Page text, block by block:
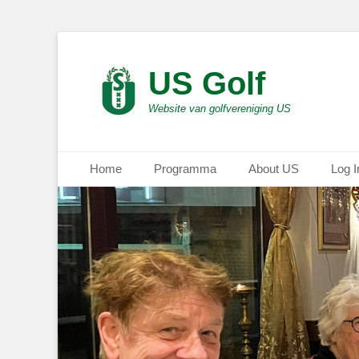
US Golf
Website van golfvereniging US
Primair menu
naar
de
inhoud
Home Programma About US Log